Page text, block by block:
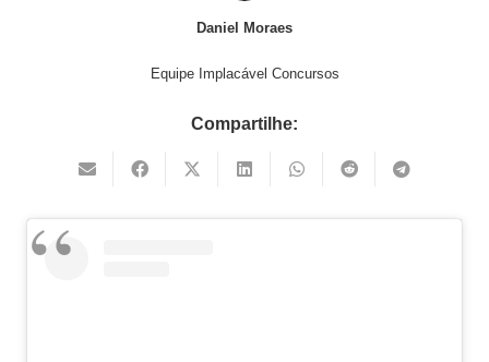
Daniel Moraes
Equipe Implacável Concursos
Compartilhe: